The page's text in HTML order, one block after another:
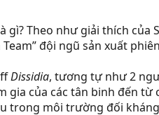
gì? Theo như giải thích của
đội ngũ sản xuất
Dissidia, tương tự như 2
gia của các tân binh đến
trong môi trường đối